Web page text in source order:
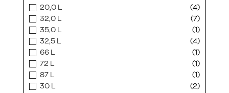
20,0 L
(4)
32,0 L
(7)
35,0 L
(1)
32,5 L
(4)
66 L
(1)
72 L
(1)
87 L
(1)
30 L
(2)